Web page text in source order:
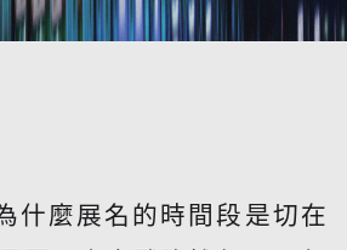
什麼展名的時間段是切在